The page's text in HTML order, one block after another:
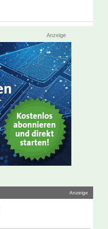
Anzeige
Anzeige